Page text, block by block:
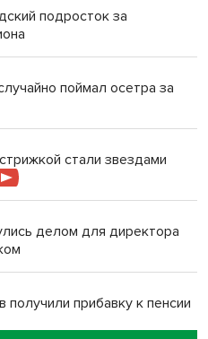
подросток за
поймал осетра за
стали звездами
делом для директора
прибавку к пенсии